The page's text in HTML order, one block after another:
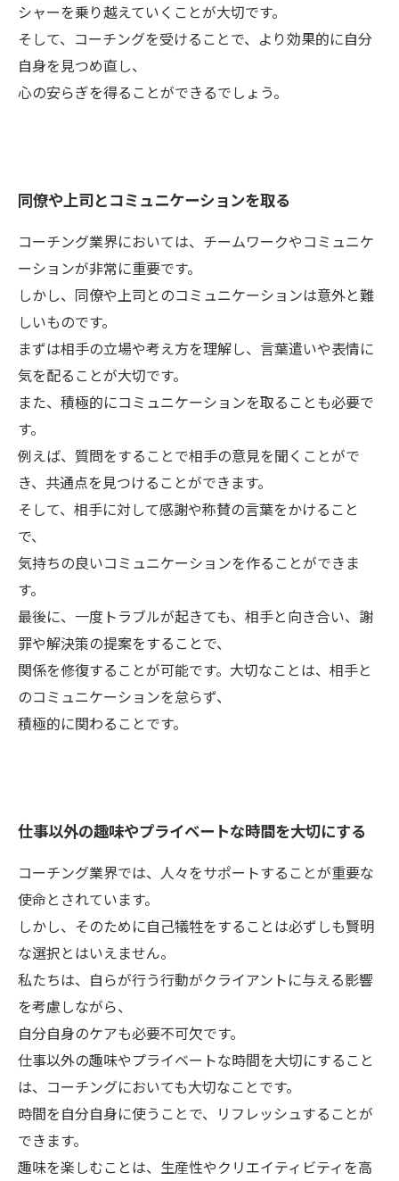
シャーを乗り越えていくことが大切です。
そして、コーチングを受けることで、より効果的に自分
自身を見つめ直し、
心の安らぎを得ることができるでしょう。
同僚や上司とコミュニケーションを取る
コーチング業界においては、チームワークやコミュニケ
ーションが非常に重要です。
しかし、同僚や上司とのコミュニケーションは意外と難
しいものです。
まずは相手の立場や考え方を理解し、言葉遣いや表情に
気を配ることが大切です。
また、積極的にコミュニケーションを取ることも必要で
す。
例えば、質問をすることで相手の意見を聞くことがで
き、共通点を見つけることができます。
そして、相手に対して感謝や称賛の言葉をかけること
で、
気持ちの良いコミュニケーションを作ることができま
す。
最後に、一度トラブルが起きても、相手と向き合い、謝
罪や解決策の提案をすることで、
関係を修復することが可能です。大切なことは、相手と
のコミュニケーションを怠らず、
積極的に関わることです。
仕事以外の趣味やプライベートな時間を大切にする
コーチング業界では、人々をサポートすることが重要な
使命とされています。
しかし、そのために自己犠牲をすることは必ずしも賢明
な選択とはいえません。
私たちは、自らが行う行動がクライアントに与える影響
を考慮しながら、
自分自身のケアも必要不可欠です。
仕事以外の趣味やプライベートな時間を大切にすること
は、コーチングにおいても大切なことです。
時間を自分自身に使うことで、リフレッシュすることが
できます。
趣味を楽しむことは、生産性やクリエイティビティを高